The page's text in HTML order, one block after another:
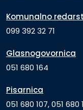
Komunalno
099 392 32 71
Glasnogovornica
051 680 164
Pisarnica
051 680 107, 051 680